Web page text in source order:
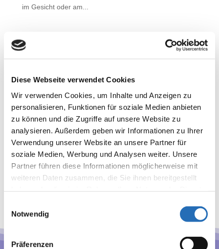
Diese Webseite verwendet Cookies
Wir verwenden Cookies, um Inhalte und Anzeigen zu
personalisieren, Funktionen für soziale Medien anbieten
zu können und die Zugriffe auf unsere Website zu
analysieren. Außerdem geben wir Informationen zu Ihrer
Verwendung unserer Website an unsere Partner für
soziale Medien, Werbung und Analysen weiter. Unsere
Partner führen diese Informationen möglicherweise mit
weiteren Daten zusammen, die Sie ihnen bereitgestellt
Cookies, wenn Sie unsere Webseite weiterhin nutzen.
Notwendig
Präferenzen
im Gesicht oder am...
Suchen
Neueste Beiträge
Haut & Schwangerschaft
PRÄVENTION von Geschlechtskrankheiten
KLIMAKRISE UND ALLERGIEN
Neueste Kommentare
Es sind keine Kommentare vorhanden.